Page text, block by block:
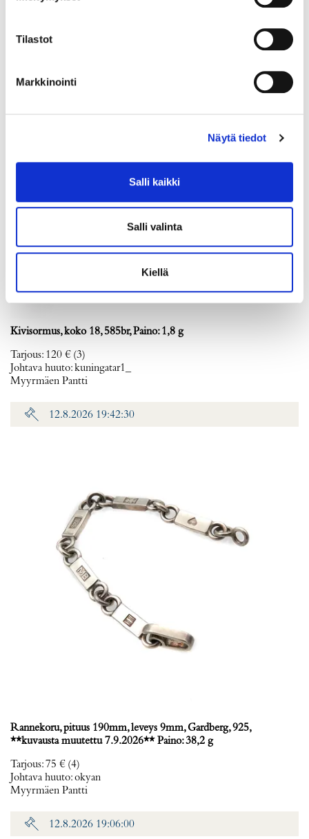
Tilastot
Markkinointi
Näytä tiedot
Salli kaikki
Salli valinta
Kiellä
Kivisormus, koko 18, 585br, Paino: 1,8 g
Tarjous: 120 € (3)
Johtava huuto:kuningatar1_
Myyrmäen Pantti
12.8.2026 19:42:30
Rannekoru, pituus 190mm, leveys 9mm, Gardberg, 925,
**kuvausta muutettu 7.9.2026** Paino: 38,2 g
Tarjous:75 € (4)
Johtava huuto:okyan
Myyrmäen Pantti
12.8.2026 19:06:00